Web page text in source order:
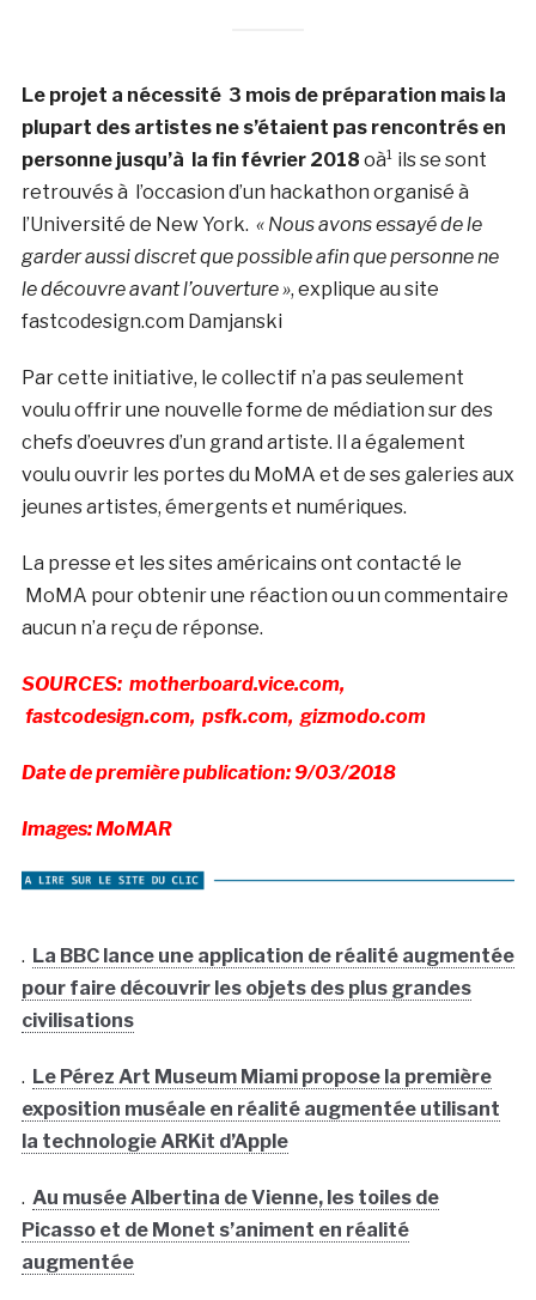
Le projet a nécessité 3 mois de préparation mais la
plupart des artistes ne s’étaient pas rencontrés en
personne jusqu’à la fin février 2018 oà¹ ils se sont
retrouvés à l’occasion d’un hackathon organisé à
l’Université de New York. « Nous avons essayé de le
garder aussi discret que possible afin que personne ne
le découvre avant l’ouverture », explique au site
fastcodesign.com Damjanski
Par cette initiative, le collectif n’a pas seulement
voulu offrir une nouvelle forme de médiation sur des
chefs d’oeuvres d’un grand artiste. Il a également
voulu ouvrir les portes du MoMA et de ses galeries aux
jeunes artistes, émergents et numériques.
La presse et les sites américains ont contacté le
MoMA pour obtenir une réaction ou un commentaire
aucun n’a reçu de réponse.
SOURCES: motherboard.vice.com,
fastcodesign.com, psfk.com, gizmodo.com
Date de première publication: 9/03/2018
Images: MoMAR
. La BBC lance une application de réalité augmentée
pour faire découvrir les objets des plus grandes
civilisations
. Le Pérez Art Museum Miami propose la première
exposition muséale en réalité augmentée utilisant
la technologie ARKit d’Apple
. Au musée Albertina de Vienne, les toiles de
Picasso et de Monet s’animent en réalité
augmentée